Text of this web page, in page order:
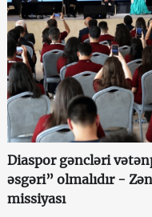
Diaspor gəncləri
əsgəri” olmalıdır -
missiyası